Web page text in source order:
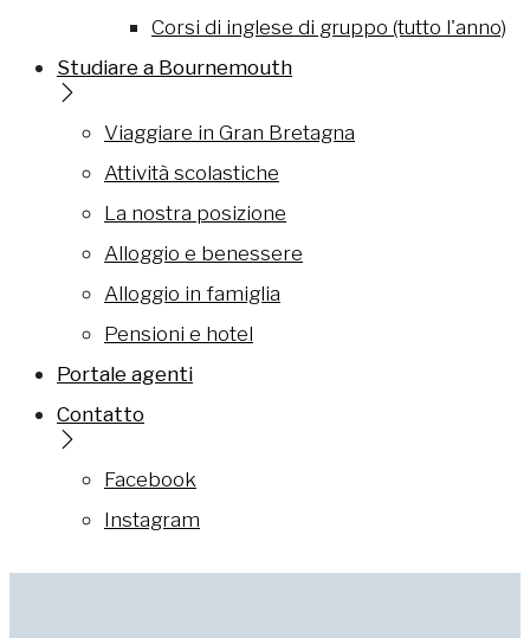
Corsi di inglese di gruppo (tutto l'anno)
Studiare a Bournemouth
Viaggiare in Gran Bretagna
Attività scolastiche
La nostra posizione
Alloggio e benessere
Alloggio in famiglia
Pensioni e hotel
Portale agenti
Contatto
Facebook
Instagram